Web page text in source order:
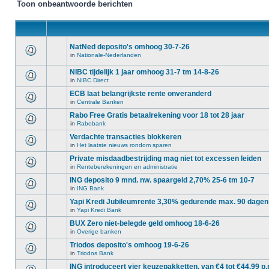
Toon onbeantwoorde berichten
NatNed deposito's omhoog 30-7-26
in Nationale-Nederlanden
NIBC tijdelijk 1 jaar omhoog 31-7 tm 14-8-26
in NIBC Direct
ECB laat belangrijkste rente onveranderd
in Centrale Banken
Rabo Free Gratis betaalrekening voor 18 tot 28 jaar
in Rabobank
Verdachte transacties blokkeren
in Het laatste nieuws rondom sparen
Private misdaadbestrijding mag niet tot excessen leiden
in Renteberekeningen en administratie
ING deposito 9 mnd. nw. spaargeld 2,70% 25-6 tm 10-7
in ING Bank
Yapi Kredi Jubileumrente 3,30% gedurende max. 90 dagen
in Yapi Kredi Bank
BUX Zero niet-belegde geld omhoog 18-6-26
in Overige banken
Triodos deposito's omhoog 19-6-26
in Triodos Bank
ING introduceert vier keuzepakketten, van €4 tot €44,99